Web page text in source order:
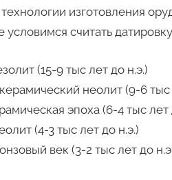
изготовления
условимся считать
(15-9 тыс лет до н.э.)
неолит (9-6 тыс
эпоха (6-4 тыс лет
(4-3 тыс лет до н.э.)
век (3-2 тыс лет до